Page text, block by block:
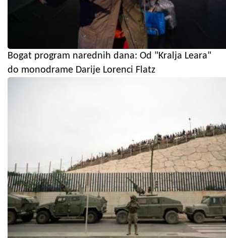
Bogat program narednih dana: Od "Kralja Leara"
do monodrame Darije Lorenci Flatz